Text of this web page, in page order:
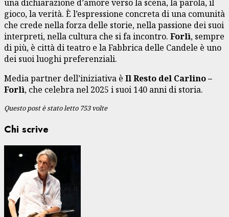
una dichiarazione d’amore verso la scena, la parola, il
gioco, la verità. È l’espressione concreta di una comunità
che crede nella forza delle storie, nella passione dei suoi
interpreti, nella cultura che si fa incontro. Forlì, sempre
di più, è città di teatro e la Fabbrica delle Candele è uno
dei suoi luoghi preferenziali.
Media partner dell’iniziativa è Il Resto del Carlino –
Forlì, che celebra nel 2025 i suoi 140 anni di storia.
Questo post è stato letto 753 volte
Chi scrive